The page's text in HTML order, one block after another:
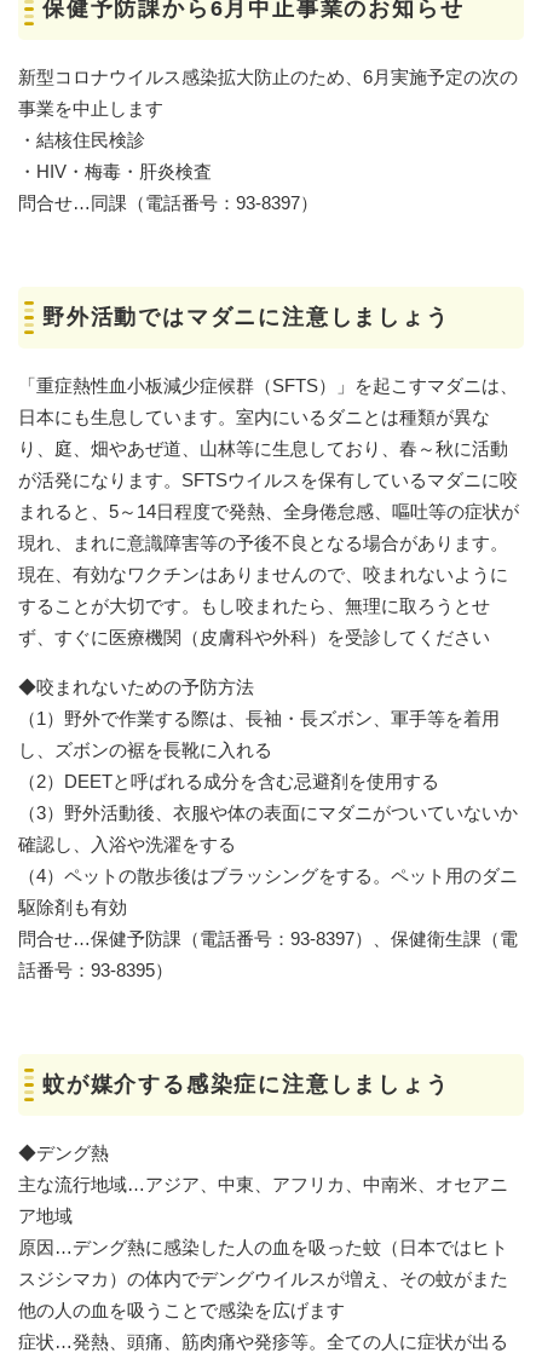
保健予防課から6月中止事業のお知らせ
新型コロナウイルス感染拡大防止のため、6月実施予定の次の
事業を中止します
・結核住民検診
・HIV・梅毒・肝炎検査
問合せ…同課（電話番号：93-8397）
野外活動ではマダニに注意しましょう
「重症熱性血小板減少症候群（SFTS）」を起こすマダニは、
日本にも生息しています。室内にいるダニとは種類が異な
り、庭、畑やあぜ道、山林等に生息しており、春～秋に活動
が活発になります。SFTSウイルスを保有しているマダニに咬
まれると、5～14日程度で発熱、全身倦怠感、嘔吐等の症状が
現れ、まれに意識障害等の予後不良となる場合があります。
現在、有効なワクチンはありませんので、咬まれないように
することが大切です。もし咬まれたら、無理に取ろうとせ
ず、すぐに医療機関（皮膚科や外科）を受診してください
◆咬まれないための予防方法
（1）野外で作業する際は、長袖・長ズボン、軍手等を着用
し、ズボンの裾を長靴に入れる
（2）DEETと呼ばれる成分を含む忌避剤を使用する
（3）野外活動後、衣服や体の表面にマダニがついていないか
確認し、入浴や洗濯をする
（4）ペットの散歩後はブラッシングをする。ペット用のダニ
駆除剤も有効
問合せ…保健予防課（電話番号：93-8397）、保健衛生課（電
話番号：93-8395）
蚊が媒介する感染症に注意しましょう
◆デング熱
主な流行地域…アジア、中東、アフリカ、中南米、オセアニ
ア地域
原因…デング熱に感染した人の血を吸った蚊（日本ではヒト
スジシマカ）の体内でデングウイルスが増え、その蚊がまた
他の人の血を吸うことで感染を広げます
症状…発熱、頭痛、筋肉痛や発疹等。全ての人に症状が出る